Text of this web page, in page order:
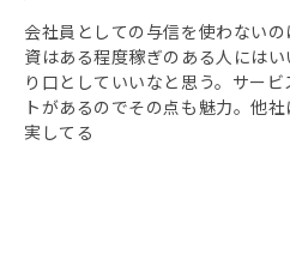
会社員としての与信を使わない
資はある程度稼ぎのある人には
り口としていいなと思う。サー
トがあるのでその点も魅力。他
実してる